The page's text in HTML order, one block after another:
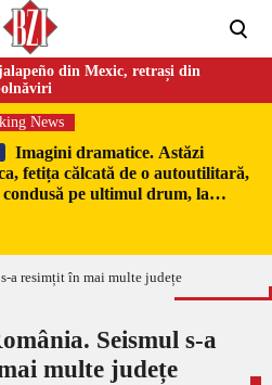
din Mexic, retrași din
News
Imagini dramatice. Astăzi
fetița călcată de o autoutilitară,
condusă pe ultimul drum, la
Seismul s-a
multe județe